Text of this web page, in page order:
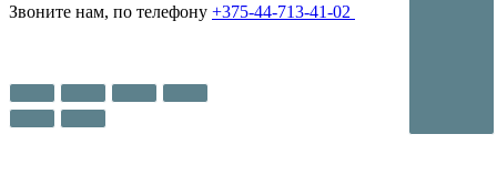
Звоните нам, по телефону +375-44-713-41-02